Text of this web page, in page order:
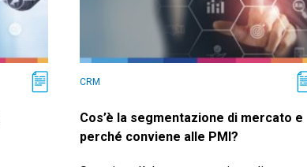
CRM
Cos’è la segmentazione di mercato e
perché conviene alle PMI?